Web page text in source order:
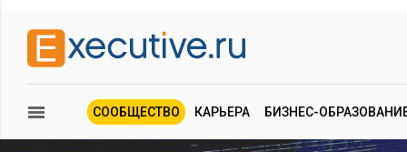
СООБЩЕСТВО КАРЬЕРА БИЗНЕС-